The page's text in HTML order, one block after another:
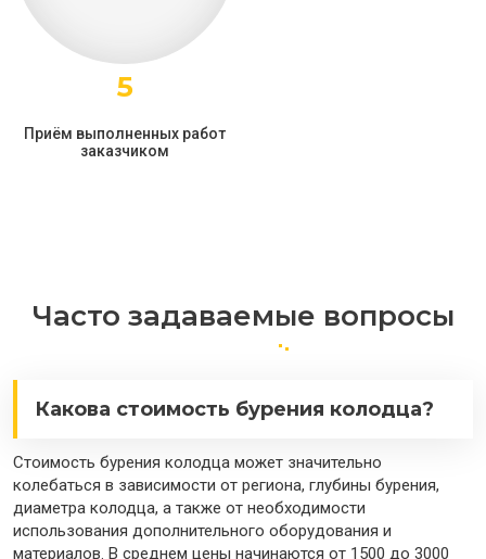
5
Приём выполненных работ
заказчиком
Часто задаваемые вопросы
Какова стоимость бурения колодца?
Стоимость бурения колодца может значительно
колебаться в зависимости от региона, глубины бурения,
диаметра колодца, а также от необходимости
использования дополнительного оборудования и
материалов. В среднем цены начинаются от 1500 до 3000